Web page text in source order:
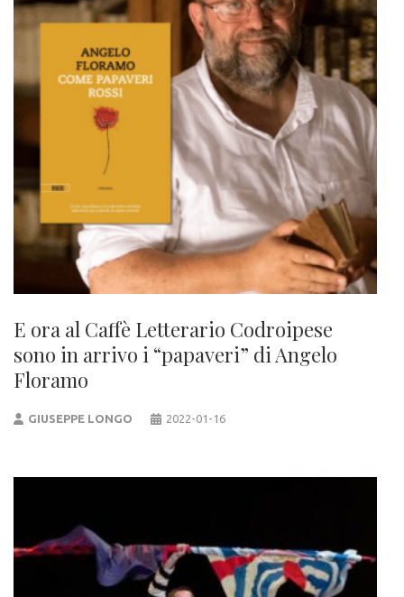
E ora al Caffè Letterario Codroipese
sono in arrivo i “papaveri” di Angelo
Floramo
GIUSEPPE LONGO 2022-01-16